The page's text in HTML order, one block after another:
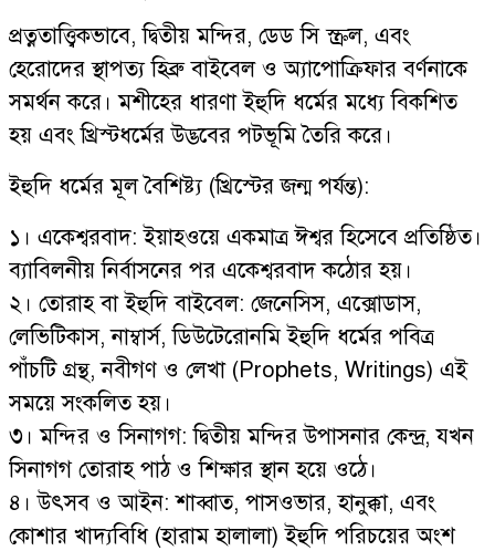
প্রত্নতাত্ত্বিকভাবে, দ্বিতীয় মন্দির, ডেড সি স্ক্রল, এবং
হেরোদের স্থাপত্য হিব্রু বাইবেল ও অ্যাপোক্রিফার বর্ণনাকে
সমর্থন করে। মশীহের ধারণা ইহুদি ধর্মের মধ্যে বিকশিত
হয় এবং খ্রিস্টধর্মের উদ্ভবের পটভূমি তৈরি করে।
ইহুদি ধর্মের মূল বৈশিষ্ট্য (খ্রিস্টের জন্ম পর্যন্ত):
১। একেশ্বরবাদ: ইয়াহওয়ে একমাত্র ঈশ্বর হিসেবে প্রতিষ্ঠিত।
ব্যাবিলনীয় নির্বাসনের পর একেশ্বরবাদ কঠোর হয়।
২। তোরাহ বা ইহুদি বাইবেল: জেনেসিস, এক্সোডাস,
লেভিটিকাস, নাম্বার্স, ডিউটেরোনমি ইহুদি ধর্মের পবিত্র
পাঁচটি গ্রন্থ, নবীগণ ও লেখা (Prophets, Writings) এই
সময়ে সংকলিত হয়।
৩। মন্দির ও সিনাগগ: দ্বিতীয় মন্দির উপাসনার কেন্দ্র, যখন
সিনাগগ তোরাহ পাঠ ও শিক্ষার স্থান হয়ে ওঠে।
৪। উৎসব ও আইন: শাব্বাত, পাসওভার, হানুক্কা, এবং
কোশার খাদ্যবিধি (হারাম হালালা) ইহুদি পরিচয়ের অংশ